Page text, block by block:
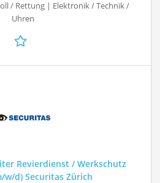
/ Rettung | Elektronik / Technik /
Uhren
Revierdienst / Werkschutz
w/d) Securitas Zürich